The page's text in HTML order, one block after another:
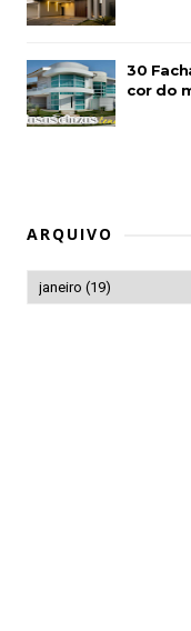
30
cor do
ARQUIVO